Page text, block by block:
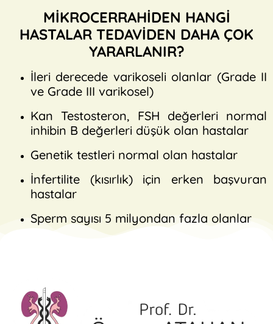
MİKROCERRAHİDEN HANGİ
HASTALAR TEDAVİDEN DAHA ÇOK
YARARLANIR?
İleri derecede varikoseli olanlar (Grade II
ve Grade III varikosel)
Kan Testosteron, FSH değerleri normal
inhibin B değerleri düşük olan hastalar
Genetik testleri normal olan hastalar
İnfertilite (kısırlık) için erken başvuran
hastalar
Sperm sayısı 5 milyondan fazla olanlar